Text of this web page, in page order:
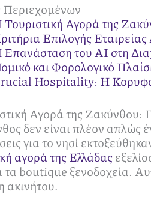
Περιεχομένων
Αγορά της
Επιλογής
του AI στη
και Φορολογικό
Hospitality: Η
Αγορά της Ζακύνθου:
δεν είναι πλέον απλώς
για το νησί
αγορά της Ελλάδας
τα boutique ξενοδοχεία.
ακινήτου.